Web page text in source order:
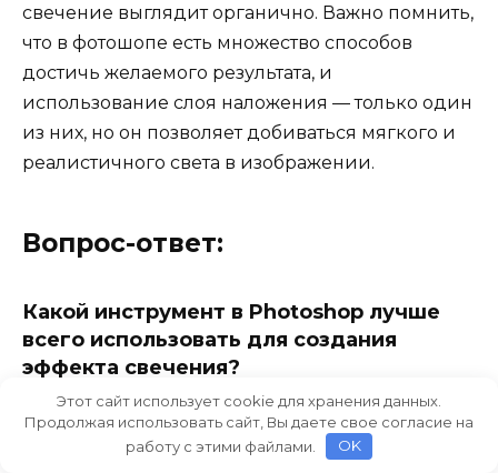
свечение выглядит органично. Важно помнить,
что в фотошопе есть множество способов
достичь желаемого результата, и
использование слоя наложения — только один
из них, но он позволяет добиваться мягкого и
реалистичного света в изображении.
Вопрос-ответ:
Какой инструмент в Photoshop лучше
всего использовать для создания
эффекта свечения?
Для создания эффекта свечения в Photoshop
лучше всего использовать инструмент
Этот сайт использует cookie для хранения данных.
Продолжая использовать сайт, Вы даете свое согласие на
работу с этими файлами.
OK